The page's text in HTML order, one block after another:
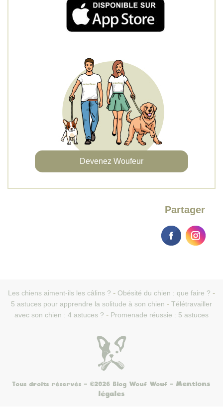
Devenez Woufeur
Partager
Les chiens aiment-ils les câlins ?
Obésité du chien : que faire ?
5 astuces pour apprendre la solitude à son chien
Télétravailler
avec son chien : 4 astuces ?
Promenade réussie : 5 astuces
Tous droits réservés - ©2026 Blog Wouf Wouf - Mentions
légales